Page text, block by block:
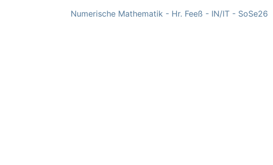
Numerische Mathematik - Hr. Feeß - IN/IT - SoSe26